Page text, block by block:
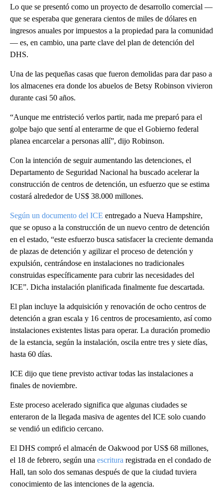
Lo que se presentó como un proyecto de desarrollo comercial —
que se esperaba que generara cientos de miles de dólares en
ingresos anuales por impuestos a la propiedad para la comunidad
— es, en cambio, una parte clave del plan de detención del
DHS.
Una de las pequeñas casas que fueron demolidas para dar paso a
los almacenes era donde los abuelos de Betsy Robinson vivieron
durante casi 50 años.
“Aunque me entristeció verlos partir, nada me preparó para el
golpe bajo que sentí al enterarme de que el Gobierno federal
planea encarcelar a personas allí”, dijo Robinson.
Con la intención de seguir aumentando las detenciones, el
Departamento de Seguridad Nacional ha buscado acelerar la
construcción de centros de detención, un esfuerzo que se estima
costará alrededor de US$ 38.000 millones.
Según un documento del ICE entregado a Nueva Hampshire,
que se opuso a la construcción de un nuevo centro de detención
en el estado, “este esfuerzo busca satisfacer la creciente demanda
de plazas de detención y agilizar el proceso de detención y
expulsión, centrándose en instalaciones no tradicionales
construidas específicamente para cubrir las necesidades del
ICE”. Dicha instalación planificada finalmente fue descartada.
El plan incluye la adquisición y renovación de ocho centros de
detención a gran escala y 16 centros de procesamiento, así como
instalaciones existentes listas para operar. La duración promedio
de la estancia, según la instalación, oscila entre tres y siete días,
hasta 60 días.
ICE dijo que tiene previsto activar todas las instalaciones a
finales de noviembre.
Este proceso acelerado significa que algunas ciudades se
enteraron de la llegada masiva de agentes del ICE solo cuando
se vendió un edificio cercano.
El DHS compró el almacén de Oakwood por US$ 68 millones,
el 18 de febrero, según una escritura registrada en el condado de
Hall, tan solo dos semanas después de que la ciudad tuviera
conocimiento de las intenciones de la agencia.